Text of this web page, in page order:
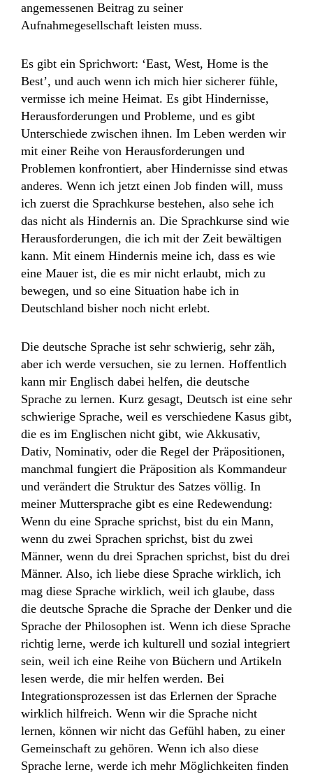
angemessenen Beitrag zu seiner
Aufnahmegesellschaft leisten muss.
Es gibt ein Sprichwort: ‘East, West, Home is the
Best’, und auch wenn ich mich hier sicherer fühle,
vermisse ich meine Heimat. Es gibt Hindernisse,
Herausforderungen und Probleme, und es gibt
Unterschiede zwischen ihnen. Im Leben werden wir
mit einer Reihe von Herausforderungen und
Problemen konfrontiert, aber Hindernisse sind etwas
anderes. Wenn ich jetzt einen Job finden will, muss
ich zuerst die Sprachkurse bestehen, also sehe ich
das nicht als Hindernis an. Die Sprachkurse sind wie
Herausforderungen, die ich mit der Zeit bewältigen
kann. Mit einem Hindernis meine ich, dass es wie
eine Mauer ist, die es mir nicht erlaubt, mich zu
bewegen, und so eine Situation habe ich in
Deutschland bisher noch nicht erlebt.
Die deutsche Sprache ist sehr schwierig, sehr zäh,
aber ich werde versuchen, sie zu lernen. Hoffentlich
kann mir Englisch dabei helfen, die deutsche
Sprache zu lernen. Kurz gesagt, Deutsch ist eine sehr
schwierige Sprache, weil es verschiedene Kasus gibt,
die es im Englischen nicht gibt, wie Akkusativ,
Dativ, Nominativ, oder die Regel der Präpositionen,
manchmal fungiert die Präposition als Kommandeur
und verändert die Struktur des Satzes völlig. In
meiner Muttersprache gibt es eine Redewendung:
Wenn du eine Sprache sprichst, bist du ein Mann,
wenn du zwei Sprachen sprichst, bist du zwei
Männer, wenn du drei Sprachen sprichst, bist du drei
Männer. Also, ich liebe diese Sprache wirklich, ich
mag diese Sprache wirklich, weil ich glaube, dass
die deutsche Sprache die Sprache der Denker und die
Sprache der Philosophen ist. Wenn ich diese Sprache
richtig lerne, werde ich kulturell und sozial integriert
sein, weil ich eine Reihe von Büchern und Artikeln
lesen werde, die mir helfen werden. Bei
Integrationsprozessen ist das Erlernen der Sprache
wirklich hilfreich. Wenn wir die Sprache nicht
lernen, können wir nicht das Gefühl haben, zu einer
Gemeinschaft zu gehören. Wenn ich also diese
Sprache lerne, werde ich mehr Möglichkeiten finden